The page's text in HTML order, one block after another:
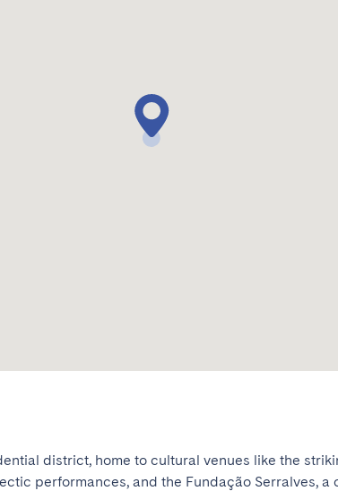
district, home to cultural venues like the
performances, and the Fundação Serralves,